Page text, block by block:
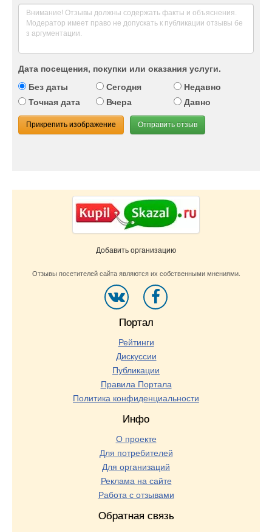
Дата посещения, покупки или оказания услуги.
Без даты
Сегодня
Недавно
Точная дата
Вчера Давно
Прикрепить изображение Отправить отзыв
Добавить организацию
Отзывы посетителей сайта являются их собственными мнениями.
Портал
Рейтинги
Дискуссии
Публикации
Правила Портала
Политика конфиденциальности
Инфо
О проекте
Для потребителей
Для организаций
Реклама на сайте
Работа с отзывами
Обратная связь